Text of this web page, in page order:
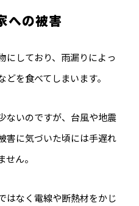
への被害
にしており、雨漏りによっ
を食べてしまいます。
ないのですが、台風や地震
害に気づいた頃には手遅れ
ん。
はなく 電線や断熱材をかじ